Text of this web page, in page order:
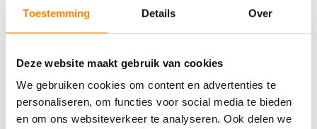
Toestemming Details Over
Deze website maakt gebruik van cookies
We gebruiken cookies om content en advertenties te
personaliseren, om functies voor social media te bieden
en om ons websiteverkeer te analyseren. Ook delen we
Wat is een smart home precies?Een smart home is
een woning waarin apparaten en systemen met
elkaar zijn verbonden via internet. Je bedient ze op
Lees deze blog